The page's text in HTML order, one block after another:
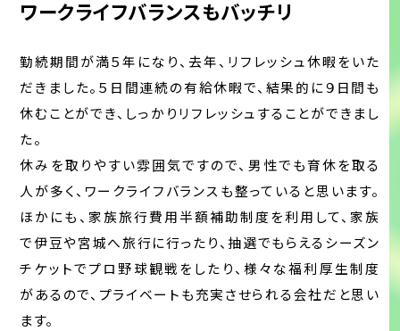
ワークライフバランスもバッチリ
勤続期間が満５年になり、去年、リフレッシュ休暇をいた
だきました。５日間連続の有給休暇で、結果的に９日間も
休むことができ、しっかりリフレッシュすることができまし
た。
休みを取りやすい雰囲気ですので、男性でも育休を取る
人が多く、ワークライフバランスも整っていると思います。
ほかにも、家族旅行費用半額補助制度を利用して、家族
で伊豆や宮城へ旅行に行ったり、抽選でもらえるシーズン
チケットでプロ野球観戦をしたり、様々な福利厚生制度
があるので、プライベートも充実させられる会社だと思い
ます。